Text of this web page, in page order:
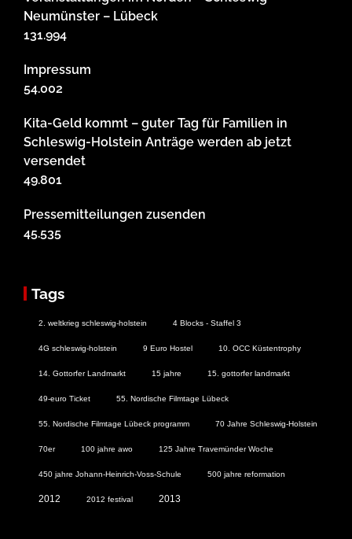
Neumünster – Lübeck
131.994
Impressum
54.002
Kita-Geld kommt – guter Tag für Familien in
Schleswig-Holstein Anträge werden ab jetzt
versendet
49.801
Pressemitteilungen zusenden
45.535
Tags
2. weltkrieg schleswig-holstein 4 Blocks - Staffel 3
4G schleswig-holstein 9 Euro Hostel 10. OCC Küstentrophy
14. Gottorfer Landmarkt 15 jahre 15. gottorfer landmarkt
49-euro Ticket 55. Nordische Filmtage Lübeck
55. Nordische Filmtage Lübeck programm 70 Jahre Schleswig-Holstein
70er 100 jahre awo 125 Jahre Travemünder Woche
450 jahre Johann-Heinrich-Voss-Schule 500 jahre reformation
2012 2012 festival 2013